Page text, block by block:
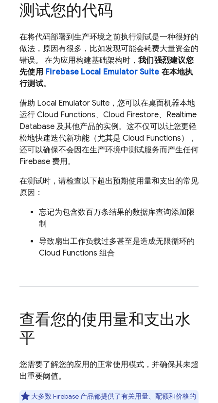
测试您的代码
在将代码部署到生产环境之前执行测试是一种很好的
做法，原因有很多，比如发现可能会耗费大量资金的
错误。 在为应用构建基础架构时， 我们强烈建议您
先使用 Firebase Local Emulator Suite 在本地执
行测试。
借助 Local Emulator Suite ，您可以在桌面机器本地
运行 Cloud Functions、 Cloud Firestore、 Realtime
Database 及其他产品的实例。这不仅可以让您更轻
松地快速迭代新功能（尤其是 Cloud Functions），
还可以确保不会因在生产环境中测试服务而产生任何
Firebase 费用。
在测试时，请检查以下超出预期使用量和支出的常见
原因：
忘记为包含数百万条结果的数据库查询添加限
制
导致扇出工作负载过多甚至是造成无限循环的
Cloud Functions 组合
查看您的使用量和支出水
平
您需要了解您的应用的正常使用模式，并确保其未超
出重要阈值。
大多数 Firebase 产品都提供了有关用量、配额和价格的